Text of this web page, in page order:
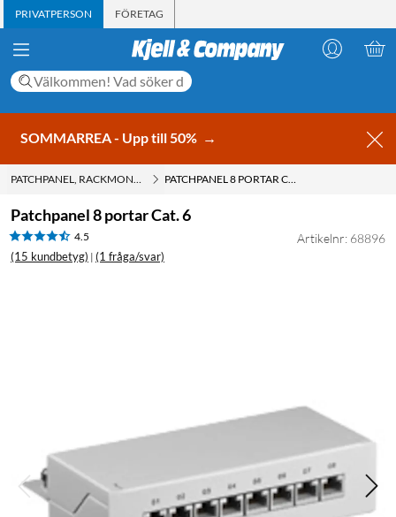
PRIVATPERSON FÖRETAG
SOMMARREA - Upp till 50% →
PATCHPANEL, RACKMONTERING PATCHPANEL 8 PORTAR CAT. 6
Patchpanel 8 portar Cat. 6
4.5
(15 kundbetyg) | (1 fråga/svar)
Artikelnr: 68896